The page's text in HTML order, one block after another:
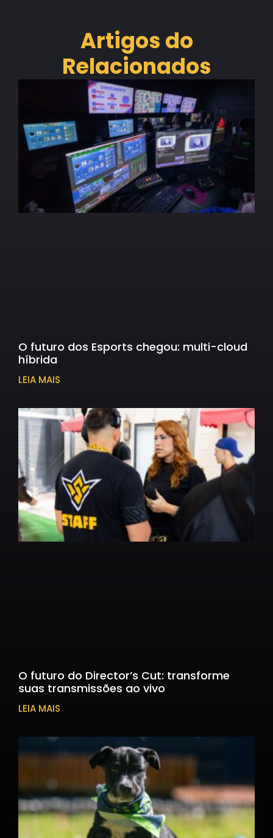
Artigos do
Relacionados
O futuro dos Esports chegou: multi-cloud
híbrida
LEIA MAIS
O futuro do Director’s Cut: transforme
suas transmissões ao vivo
LEIA MAIS